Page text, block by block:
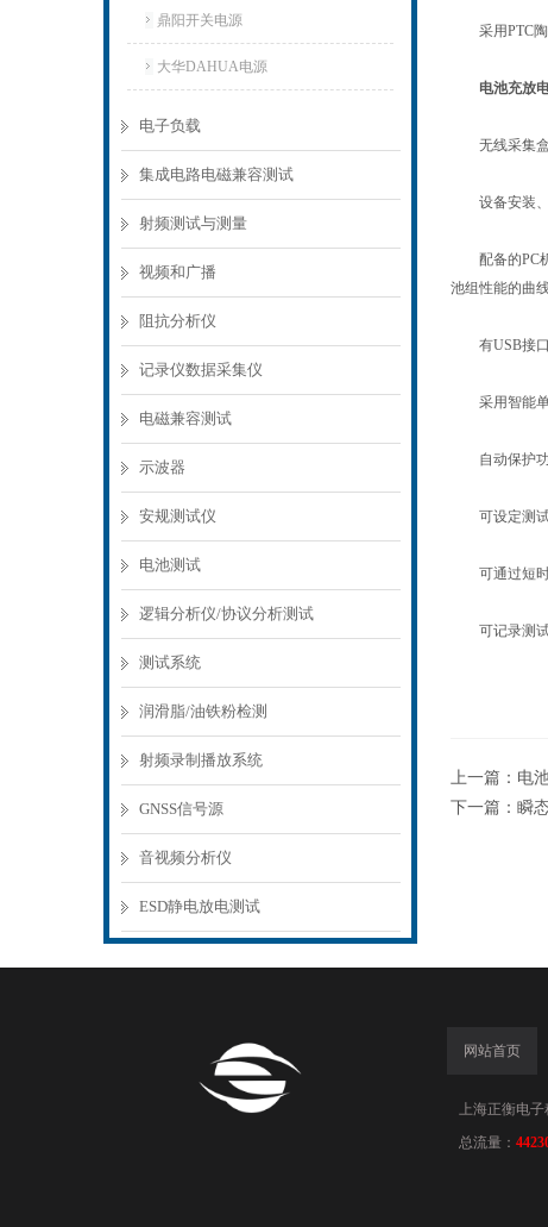
鼎阳开关电源
大华DAHUA电源
电子负载
集成电路电磁兼容测试
射频测试与测量
视频和广播
阻抗分析仪
记录仪数据采集仪
电磁兼容测试
示波器
安规测试仪
电池测试
逻辑分析仪/协议分析测试
测试系统
润滑脂/油铁粉检测
射频录制播放系统
GNSS信号源
音视频分析仪
ESD静电放电测试
采用PTC陶
电池充放
无线采集盒
设备安装、
配备的PC机
池组性能的曲
有USB接口
采用智能单
自动保护功
可设定测试/
可通过短时
可记录测试/
上一篇： 电
下一篇： 瞬
网站首页
上海正衡电子
总流量：